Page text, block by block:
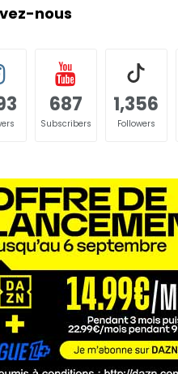
nous
687
Subscribers
1,356
Followers